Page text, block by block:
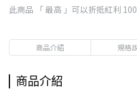
此商品 「 最高 」可以折抵紅利
商品介紹 規格
商品介紹